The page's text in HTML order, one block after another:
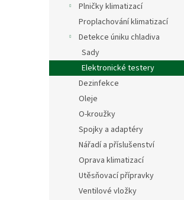
Plničky klimatizací
Proplachování klimatizací
Detekce úniku chladiva
Sady
Elektronické testery
Dezinfekce
Oleje
O-kroužky
Spojky a adaptéry
Nářadí a příslušenství
Oprava klimatizací
Utěsňovací přípravky
Ventilové vložky